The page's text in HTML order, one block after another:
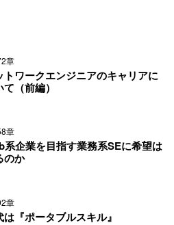
章
トワークエンジニアのキャリアに
（前編）
章
系企業を目指す業務系SEに希望は
のか
章
は『ポータブルスキル』